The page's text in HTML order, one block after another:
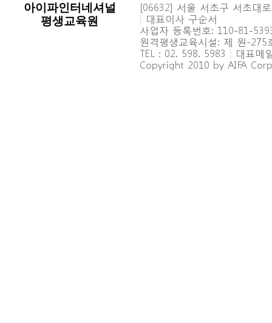
아이파인터네셔널
평생교육원
[06632] 서울 서초구 서초대
| 대표이사 구순서
사업자 등록번호: 110-81-
원격평생교육시설: 제 원-
TEL : 02. 598. 5983 | 대표메
Copyright 2010 by AIFA